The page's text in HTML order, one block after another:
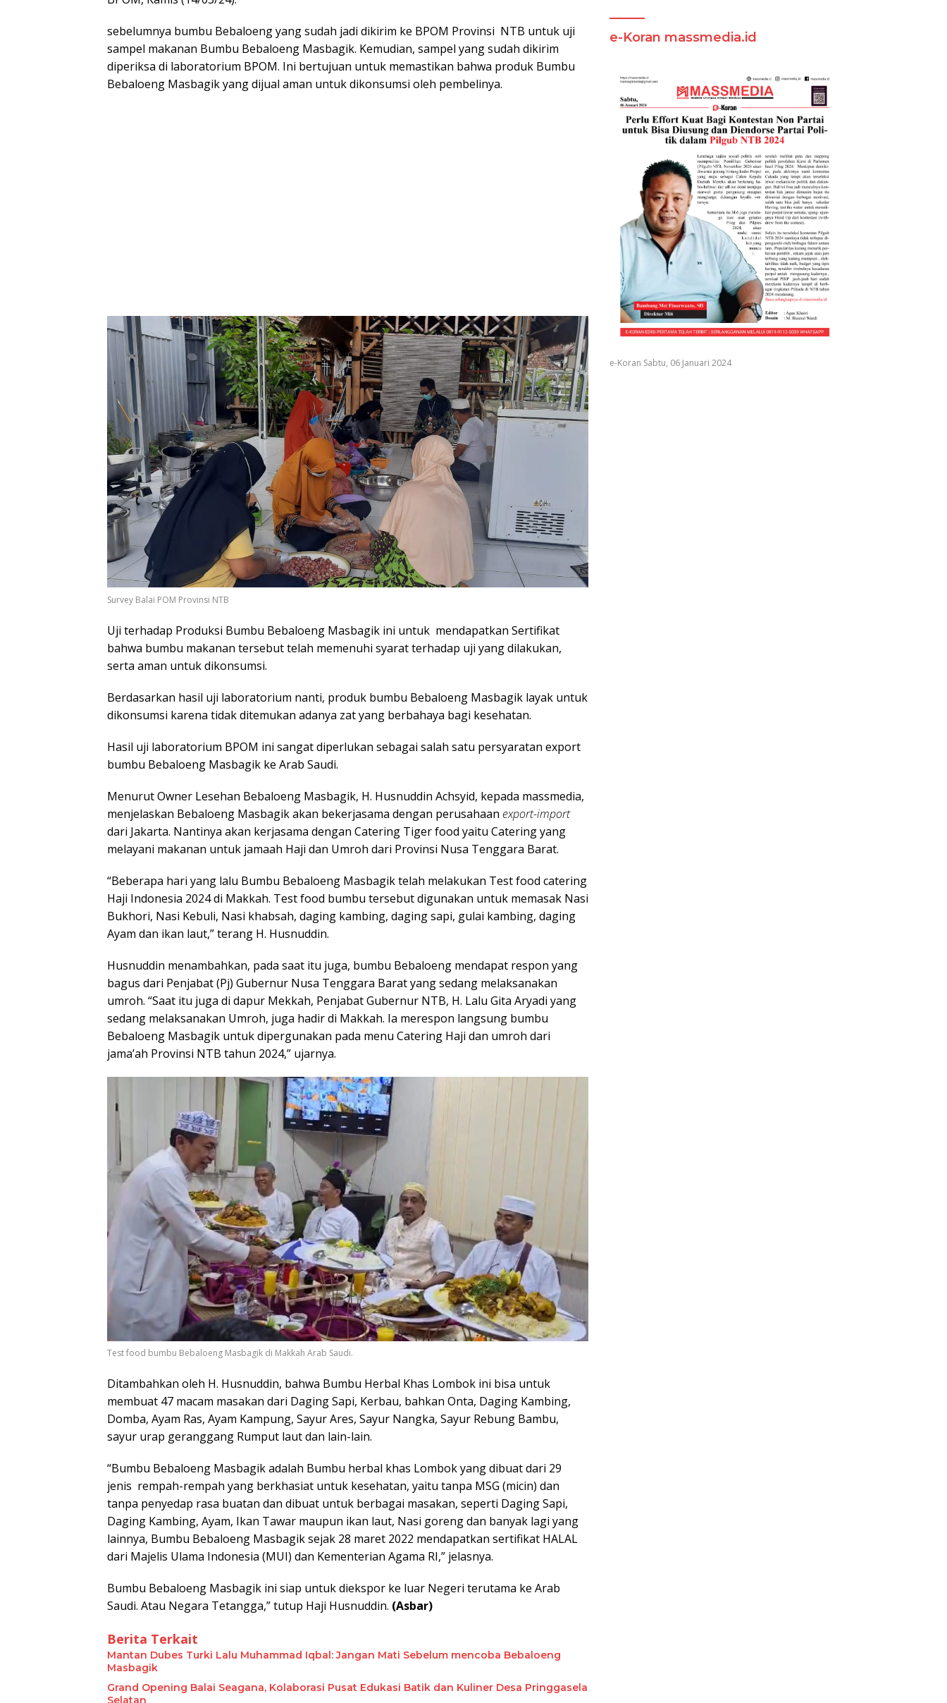
sebelumnya bumbu Bebaloeng yang sudah jadi dikirim ke BPOM Provinsi NTB untuk uji
sampel makanan Bumbu Bebaloeng Masbagik. Kemudian, sampel yang sudah dikirim
diperiksa di laboratorium BPOM. Ini bertujuan untuk memastikan bahwa produk Bumbu
Bebaloeng Masbagik yang dijual aman untuk dikonsumsi oleh pembelinya.
Survey Balai POM Provinsi NTB
Uji terhadap Produksi Bumbu Bebaloeng Masbagik ini untuk mendapatkan Sertifikat
bahwa bumbu makanan tersebut telah memenuhi syarat terhadap uji yang dilakukan,
serta aman untuk dikonsumsi.
Berdasarkan hasil uji laboratorium nanti, produk bumbu Bebaloeng Masbagik layak untuk
dikonsumsi karena tidak ditemukan adanya zat yang berbahaya bagi kesehatan.
Hasil uji laboratorium BPOM ini sangat diperlukan sebagai salah satu persyaratan export
bumbu Bebaloeng Masbagik ke Arab Saudi.
Menurut Owner Lesehan Bebaloeng Masbagik, H. Husnuddin Achsyid, kepada massmedia,
menjelaskan Bebaloeng Masbagik akan bekerjasama dengan perusahaan export-import
dari Jakarta. Nantinya akan kerjasama dengan Catering Tiger food yaitu Catering yang
melayani makanan untuk jamaah Haji dan Umroh dari Provinsi Nusa Tenggara Barat.
“Beberapa hari yang lalu Bumbu Bebaloeng Masbagik telah melakukan Test food catering
Haji Indonesia 2024 di Makkah. Test food bumbu tersebut digunakan untuk memasak Nasi
Bukhori, Nasi Kebuli, Nasi khabsah, daging kambing, daging sapi, gulai kambing, daging
Ayam dan ikan laut,” terang H. Husnuddin.
Husnuddin menambahkan, pada saat itu juga, bumbu Bebaloeng mendapat respon yang
bagus dari Penjabat (Pj) Gubernur Nusa Tenggara Barat yang sedang melaksanakan
umroh. “Saat itu juga di dapur Mekkah, Penjabat Gubernur NTB, H. Lalu Gita Aryadi yang
sedang melaksanakan Umroh, juga hadir di Makkah. Ia merespon langsung bumbu
Bebaloeng Masbagik untuk dipergunakan pada menu Catering Haji dan umroh dari
jama’ah Provinsi NTB tahun 2024,” ujarnya.
Test food bumbu Bebaloeng Masbagik di Makkah Arab Saudi.
Ditambahkan oleh H. Husnuddin, bahwa Bumbu Herbal Khas Lombok ini bisa untuk
membuat 47 macam masakan dari Daging Sapi, Kerbau, bahkan Onta, Daging Kambing,
Domba, Ayam Ras, Ayam Kampung, Sayur Ares, Sayur Nangka, Sayur Rebung Bambu,
sayur urap geranggang Rumput laut dan lain-lain.
“Bumbu Bebaloeng Masbagik adalah Bumbu herbal khas Lombok yang dibuat dari 29
jenis rempah-rempah yang berkhasiat untuk kesehatan, yaitu tanpa MSG (micin) dan
tanpa penyedap rasa buatan dan dibuat untuk berbagai masakan, seperti Daging Sapi,
Daging Kambing, Ayam, Ikan Tawar maupun ikan laut, Nasi goreng dan banyak lagi yang
lainnya, Bumbu Bebaloeng Masbagik sejak 28 maret 2022 mendapatkan sertifikat HALAL
dari Majelis Ulama Indonesia (MUI) dan Kementerian Agama RI,” jelasnya.
Bumbu Bebaloeng Masbagik ini siap untuk diekspor ke luar Negeri terutama ke Arab
Saudi. Atau Negara Tetangga,” tutup Haji Husnuddin. (Asbar)
Berita Terkait
Mantan Dubes Turki Lalu Muhammad Iqbal: Jangan Mati Sebelum mencoba Bebaloeng
Masbagik
Grand Opening Balai Seagana, Kolaborasi Pusat Edukasi Batik dan Kuliner Desa Pringgasela
Selatan
e-Koran massmedia.id
e-Koran Sabtu, 06 Januari 2024